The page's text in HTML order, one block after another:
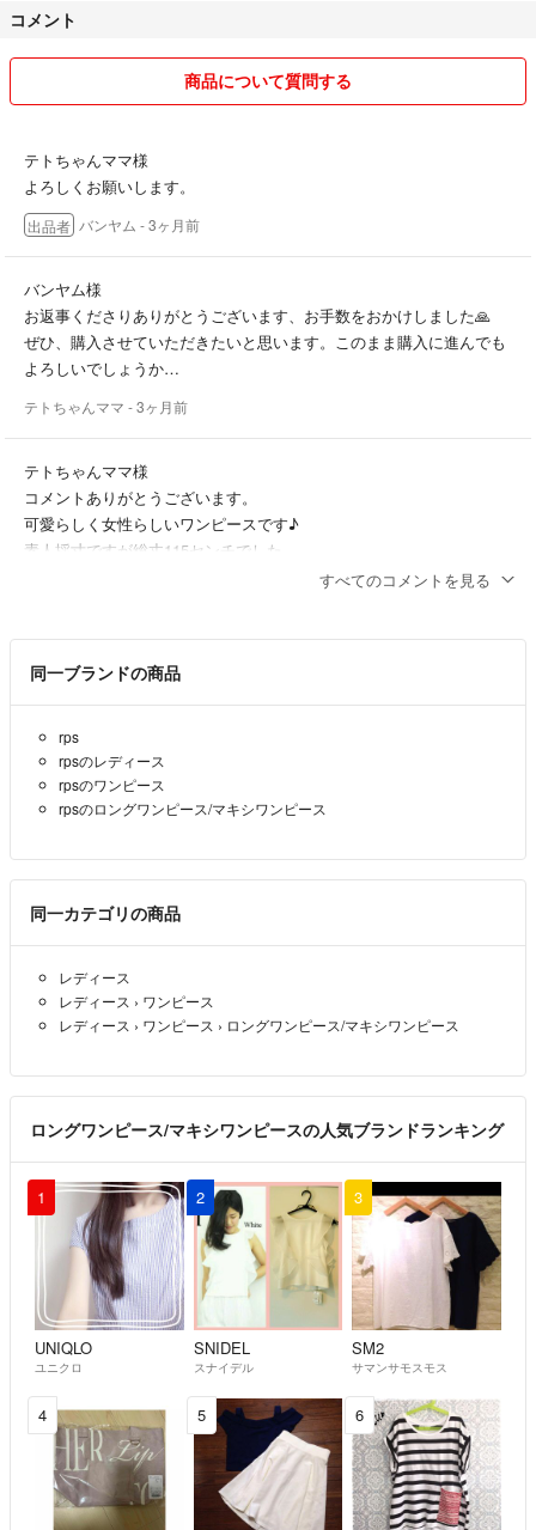
コメント
商品について質問する
テトちゃんママ様
よろしくお願いします。
出品者 バンヤム - 3ヶ月前
バンヤム様
お返事くださりありがとうございます、お手数をおかけしました🙏
ぜひ、購入させていただきたいと思います。このまま購入に進んでも
よろしいでしょうか…
テトちゃんママ - 3ヶ月前
テトちゃんママ様
コメントありがとうございます。
可愛らしく女性らしいワンピースです♪
素人採寸ですが総丈115センチでした。
合えばよろしいのですが、ご検討のほどよろしくお願いします。
コメント失礼します。
とっても可愛らしいワンピースですね。長さが自分に合えば購入した
いと考えています。丈の長さを教えてください🙏
テトちゃんママ - 3ヶ月前
すべてのコメントを見る
同一ブランドの商品
rps
rpsのレディース
rpsのワンピース
rpsのロングワンピース/マキシワンピース
同一カテゴリの商品
レディース
レディース › ワンピース
レディース › ワンピース › ロングワンピース/マキシワンピース
ロングワンピース/マキシワンピースの人気ブランドランキング
1
UNIQLO
ユニクロ
2
SNIDEL
スナイデル
3
SM2
サマンサモスモス
4 5 6